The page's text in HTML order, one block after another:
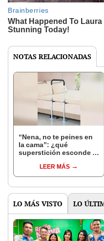
NOTAS RELACIONADAS
“Nena, no te peines en
la cama”: ¿qué
superstición esconde la
Enanitos Verdes?
LEER MÁS
LO MÁS VISTO LO